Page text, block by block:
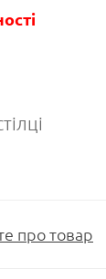
про товар